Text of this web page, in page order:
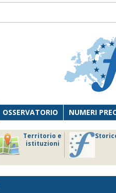
OSSERVATORIO NUMERI
Territorio e
istituzioni